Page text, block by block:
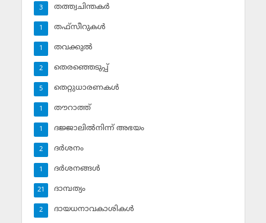
തത്ത്വചിന്തകര്‍
3
തഫ്‌സീറുകള്‍
1
തവക്കുല്‍
1
തെരഞ്ഞെടുപ്പ്
2
തെറ്റുധാരണകള്‍
5
തൗറാത്ത്
1
ദജ്ജാലില്‍നിന്ന് അഭയം
1
ദര്‍ശനം
2
ദര്‍ശനങ്ങള്‍
1
ദാമ്പത്യം
21
ദായധനാവകാശികള്‍
2